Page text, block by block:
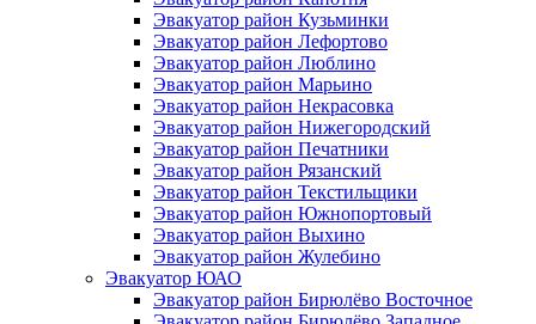
Эвакуатор район Кузьминки
Эвакуатор район Лефортово
Эвакуатор район Люблино
Эвакуатор район Марьино
Эвакуатор район Некрасовка
Эвакуатор район Нижегородский
Эвакуатор район Печатники
Эвакуатор район Рязанский
Эвакуатор район Текстильщики
Эвакуатор район Южнопортовый
Эвакуатор район Выхино
Эвакуатор район Жулебино
Эвакуатор ЮАО
Эвакуатор район Бирюлёво Восточное